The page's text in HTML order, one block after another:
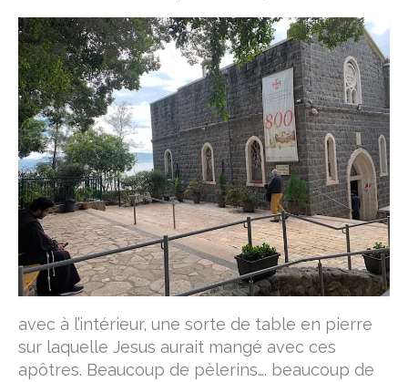
avec à l’intérieur, une sorte de table en pierre
sur laquelle Jesus aurait mangé avec ces
apôtres. Beaucoup de pèlerins…. beaucoup de